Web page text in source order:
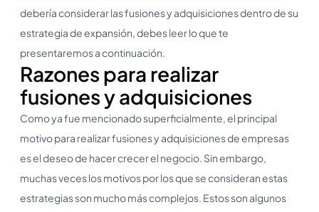
debería considerar las fusiones y adquisiciones dentro de su
estrategia de expansión, debes leer lo que te
presentaremos a continuación.
Razones para realizar
fusiones y adquisiciones
Como ya fue mencionado superficialmente, el principal
motivo para realizar fusiones y adquisiciones de empresas
es el deseo de hacer crecer el negocio. Sin embargo,
muchas veces los motivos por los que se consideran estas
estrategias son mucho más complejos. Estos son algunos